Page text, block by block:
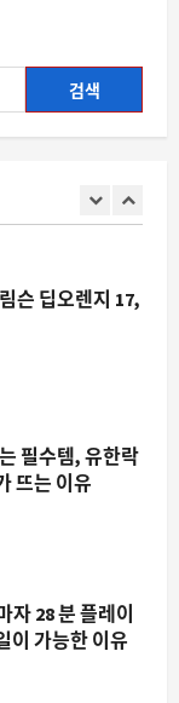
필수템, 유한락
뜨는 이유
자 28 분 플레이
가능한 이유
이온 배터리, 중